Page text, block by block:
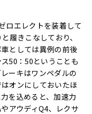
ロエレクトを装着して
履きこなしており、
としては異例の前後
50：50ということも
ーキはワンペダルの
オンにしておいたほ
を込めると、加速力
アウディQ4、レクサ